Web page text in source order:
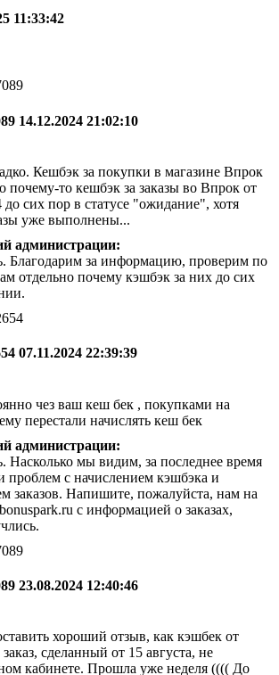
11:33:42
14.12.2024 21:02:10
Кешбэк за покупки в магазине Впрок
почему-то кешбэк за заказы во Впрок от
до сих пор в статусе "ожидание", хотя
уже выполнены...
администрации:
Благодарим за информацию, проверим по
отдельно почему кэшбэк за них до сих
07.11.2024 22:39:39
чез ваш кеш бек , покупками на
перестали начислять кеш бек
администрации:
Насколько мы видим, за последнее время
проблем с начислением кэшбэка и
заказов. Напишите, пожалуйста, нам на
с информацией о заказах,
23.08.2024 12:40:46
хороший отзыв, как кэшбек от
сделанный от 15 августа, не
кабинете. Прошла уже неделя (((( До